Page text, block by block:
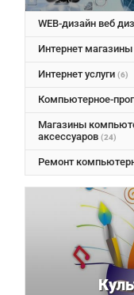
WEB-дизайн веб
Интернет магазины
Интернет услуги (6)
Компьютерное-
Магазины
аксессуаров (24)
Ремонт